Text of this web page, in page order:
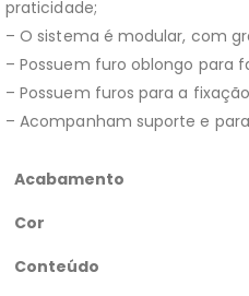
praticidade;
– O sistema é modular, com
– Possuem furo oblongo para
– Possuem furos para a
– Acompanham suporte e
Acabamento
Cor
Conteúdo